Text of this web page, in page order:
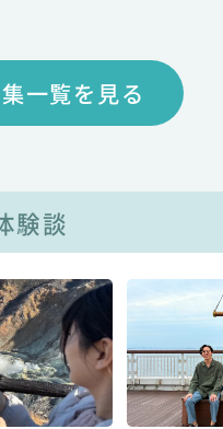
一覧を見る
験談